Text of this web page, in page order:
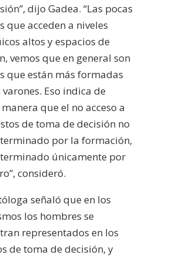
dijo Gadea. “Las pocas
que acceden a niveles
altos y espacios de
vemos que en general son
que están más formadas
Eso indica de
que el no acceso a
de toma de decisión no
por la formación,
únicamente por
consideró.
señaló que en los
los hombres se
representados en los
de toma de decisión, y